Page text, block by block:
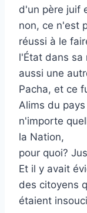
d'un père juif
non, ce n'est
réussi à le
l'État dans sa
aussi une
Pacha, et ce
Alims du
n'importe
la Nation,
pour quoi?
Et il y avait
des citoyens
étaient